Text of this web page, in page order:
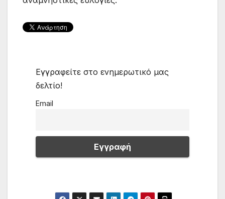
Εγγραφείτε στο ενημερωτικό μας
δελτίο!
Email